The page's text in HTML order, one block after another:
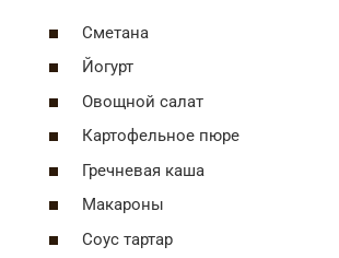
Сметана
Йогурт
Овощной салат
Картофельное пюре
Гречневая каша
Макароны
Соус тартар